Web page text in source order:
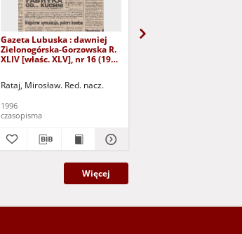
Gazeta Lubuska : dawniej
Zielonogórska-Gorzowska R.
XLIV [właśc. XLV], nr 16 (19
Rataj, Mirosław. Red. nacz.
1996
czasopisma
Więcej